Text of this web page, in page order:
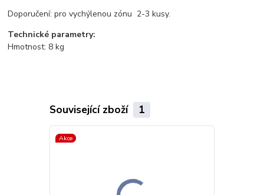
Doporučení: pro vychýlenou zónu 2-3 kusy.
Technické parametry:
Hmotnost: 8 kg
Související zboží 1
Akce